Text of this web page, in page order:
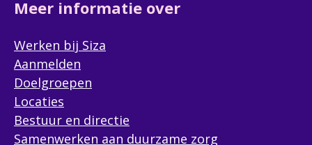
Meer informatie over
Werken bij Siza
Aanmelden
Doelgroepen
Locaties
Bestuur en directie
Samenwerken aan duurzame zorg